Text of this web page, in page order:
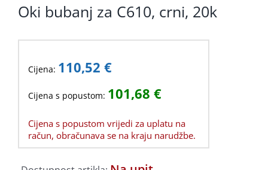
Oki bubanj za C610, crni, 20k
Cijena: 110,52 €
Cijena s popustom: 101,68 €
Cijena s popustom vrijedi za uplatu na
račun, obračunava se na kraju narudžbe.